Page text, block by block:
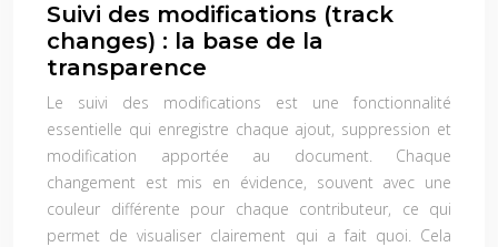
Suivi des modifications (track
changes) : la base de la
transparence
Le suivi des modifications est une fonctionnalité
essentielle qui enregistre chaque ajout, suppression et
modification apportée au document. Chaque
changement est mis en évidence, souvent avec une
couleur différente pour chaque contributeur, ce qui
permet de visualiser clairement qui a fait quoi. Cela